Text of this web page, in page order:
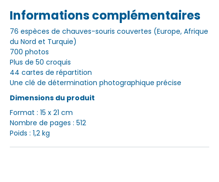
Informations complémentaires
76 espèces de chauves-souris couvertes (Europe, Afrique
du Nord et Turquie)
700 photos
Plus de 50 croquis
44 cartes de répartition
Une clé de détermination photographique précise
Dimensions du produit
Format : 15 x 21 cm
Nombre de pages : 512
Poids : 1,2 kg